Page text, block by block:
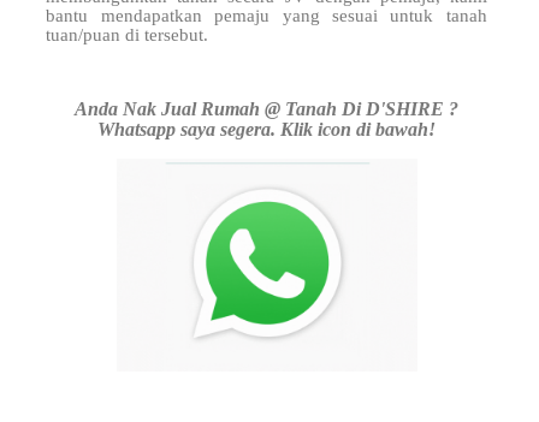
bantu mendapatkan pemaju yang sesuai untuk tanah
tuan/puan ditersebut.
Anda Nak Jual Rumah @ Tanah Di D'SHIRE ?
Whatsapp saya segera. Klik icon di bawah!